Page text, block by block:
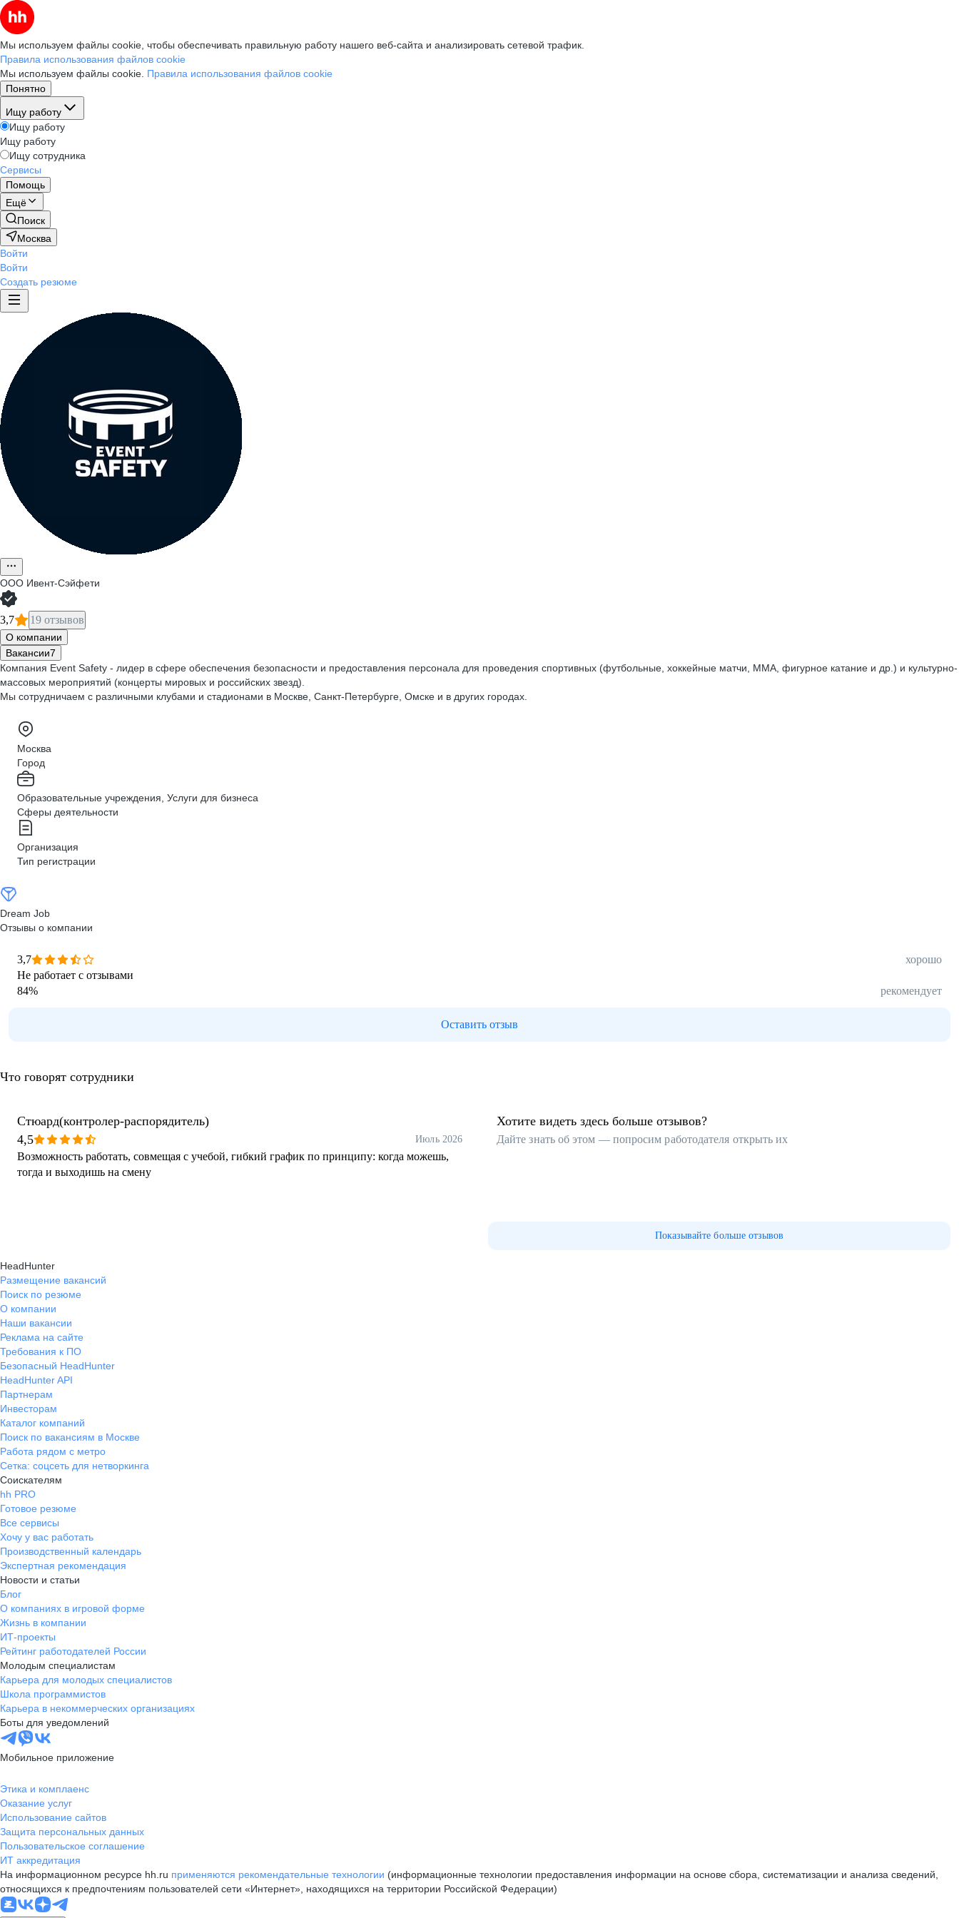
Мы используем файлы cookie, чтобы обеспечивать правильную работу нашего веб-сайта и анализировать сетевой трафик.
Правила использования файлов cookie
Мы используем файлы cookie. Правила использования файлов cookie
Понятно
Ищу работу
Ищу работу
Ищу работу
Ищу сотрудника
Сервисы
Помощь
Ещё
Поиск
Москва
Войти
Войти
Создать резюме
ООО Ивент-Сэйфети
3,7 19 отзывов
О компании
Вакансии7
Компания Event Safety - лидер в сфере обеспечения безопасности и предоставления персонала для проведения спортивных (футбольные, хоккейные матчи, ММА, фигурное катание и др.) и культурно-
массовых мероприятий (концерты мировых и российских звезд).
Мы сотрудничаем с различными клубами и стадионами в Москве, Санкт-Петербурге, Омске и в других городах.
Москва
Город
Образовательные учреждения, Услуги для бизнеса
Сферы деятельности
Организация
Тип регистрации
Dream Job
Отзывы о компании
3,7
хорошо
Не работает с отзывами
84% рекомендует
Оставить отзыв
Что говорят сотрудники
Стюард(контролер-распорядитель)
4,5
Июль 2026
Возможность работать, совмещая с учебой, гибкий график по принципу: когда можешь,
тогда и выходишь на смену
Хотите видеть здесь больше отзывов?
Дайте знать об этом — попросим работодателя открыть их
Показывайте больше отзывов
HeadHunter
Размещение вакансий
Поиск по резюме
О компании
Наши вакансии
Реклама на сайте
Требования к ПО
Безопасный HeadHunter
HeadHunter API
Партнерам
Инвесторам
Каталог компаний
Поиск по вакансиям в Москве
Работа рядом с метро
Сетка: соцсеть для нетворкинга
Соискателям
hh PRO
Готовое резюме
Все сервисы
Хочу у вас работать
Производственный календарь
Экспертная рекомендация
Новости и статьи
Блог
О компаниях в игровой форме
Жизнь в компании
ИТ-проекты
Рейтинг работодателей России
Молодым специалистам
Карьера для молодых специалистов
Школа программистов
Карьера в некоммерческих организациях
Боты для уведомлений
Мобильное приложение
Этика и комплаенс
Оказание услуг
Использование сайтов
Защита персональных данных
Пользовательское соглашение
ИТ аккредитация
На информационном ресурсе hh.ru применяются рекомендательные технологии (информационные технологии предоставления информации на основе сбора, систематизации и анализа сведений,
относящихся к предпочтениям пользователей сети «Интернет», находящихся на территории Российской Федерации)